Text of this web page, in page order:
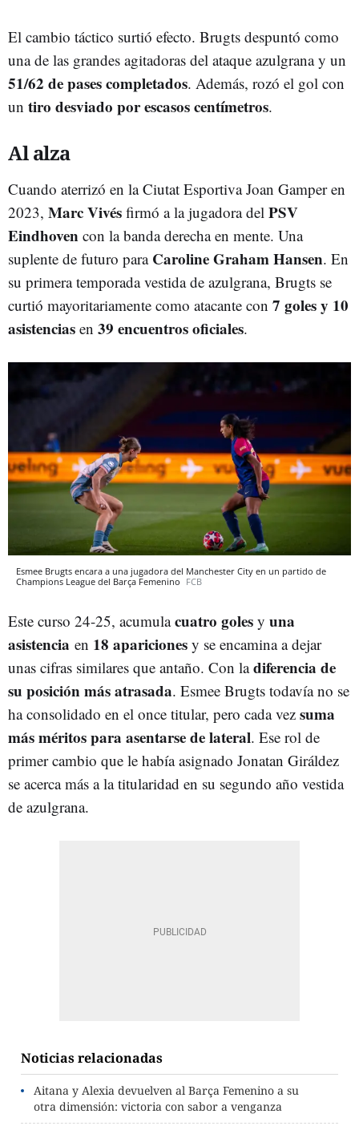
El cambio táctico surtió efecto. Brugts despuntó como
una de las grandes agitadoras del ataque azulgrana y un
51/62 de pases completados. Además, rozó el gol con
un tiro desviado por escasos centímetros.
Al alza
Cuando aterrizó en la Ciutat Esportiva Joan Gamper en
2023, Marc Vivés firmó a la jugadora del PSV
Eindhoven con la banda derecha en mente. Una
suplente de futuro para Caroline Graham Hansen. En
su primera temporada vestida de azulgrana, Brugts se
curtió mayoritariamente como atacante con 7 goles y 10
asistencias en 39 encuentros oficiales.
Esmee Brugts encara a una jugadora del Manchester City en un partido de
Champions League del Barça Femenino FCB
Este curso 24-25, acumulacuatro goles y una
asistencia en 18 apariciones y se encamina a dejar
unas cifras similares que antaño. Con ladiferencia de
su posición más atrasada. Esmee Brugts todavía no se
ha consolidado en el once titular, pero cada vez suma
más méritos para asentarse de lateral. Ese rol de
primer cambio que le había asignado Jonatan Giráldez
se acerca más a la titularidad en su segundo año vestida
de azulgrana.
Noticias relacionadas
Aitana y Alexia devuelven al Barça Femenino a su
otra dimensión: victoria con sabor a venganza